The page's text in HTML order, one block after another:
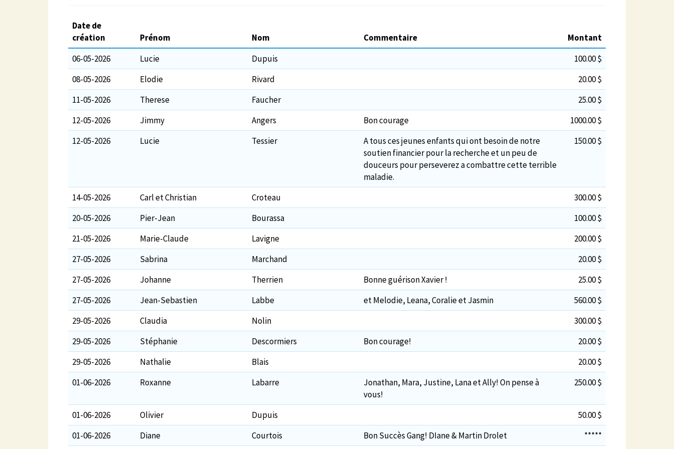
Date de
création
Prénom Nom Commentaire
Montant
06-05-2026
Lucie Dupuis
100.00 $
08-05-2026
Elodie Rivard
20.00 $
11-05-2026
Therese Faucher
25.00 $
12-05-2026
Jimmy Angers Bon courage
1000.00 $
12-05-2026
Lucie Tessier
A tous ces jeunes enfants qui ont besoin de notre
soutien financier pour la recherche et un peu de
douceurs pour perseverez a combattre cette terrible
maladie.
150.00 $
14-05-2026 Carl et Christian Croteau
300.00 $
20-05-2026
Pier-Jean Bourassa
100.00 $
21-05-2026
Marie-Claude Lavigne
200.00 $
27-05-2026
Sabrina Marchand
20.00 $
27-05-2026
Johanne Therrien Bonne guérison Xavier !
25.00 $
27-05-2026
Jean-Sebastien Labbe et Melodie, Leana, Coralie et Jasmin
560.00 $
29-05-2026
Claudia Nolin
300.00 $
29-05-2026
Stéphanie Descormiers Bon courage!
20.00 $
29-05-2026
Nathalie Blais
20.00 $
01-06-2026
Roxanne Labarre
Jonathan, Mara, Justine, Lana et Ally! On pense à
vous!
250.00 $
01-06-2026 Olivier Dupuis
50.00 $
01-06-2026
Diane Courtois Bon Succès Gang! DIane & Martin Drolet *****